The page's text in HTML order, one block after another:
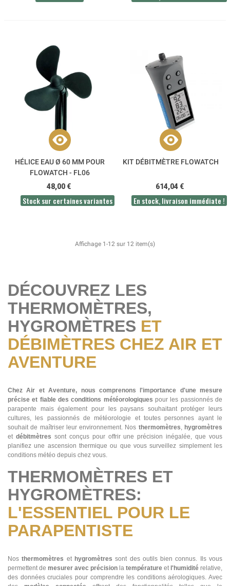
HÉLICE EAU Ø 60 MM POUR
FLOWATCH - FL06
48,00 €
Stock sur certaines variantes
KIT DÉBITMÈTRE FLOWATCH
614,04 €
En stock, livraison immédiate !
Affichage 1-12 sur 12 item(s)
DÉCOUVREZ LES
THERMOMÈTRES,
HYGROMÈTRES ET
DÉBIMÈTRES CHEZ AIR ET
AVENTURE
Chez Air et Aventure, nous comprenons l'importance d'une mesure
précise et fiable des conditions météorologiques pour les passionnés de
parapente mais également pour les paysans souhaitant protéger leurs
cultures, les passionnés de météorologie et toutes personnes ayant le
souhait de maîtriser leur environnement. Nos thermomètres
hygromètres
et débitmètres sont conçus pour offrir une précision inégalée, que vous
planifiez une ascension thermique ou que vous surveillez simplement les
conditions météo depuis chez vous.
THERMOMÈTRES ET
HYGROMÈTRES:
L'ESSENTIEL POUR LE
PARAPENTISTE
Nosthermomètres et hygromètres sont des outils bien connus. Ils vous
permettent de mesurer avec précision la température et l'humidité relative,
des données cruciales pour comprendre les conditions aérologiques. Avec